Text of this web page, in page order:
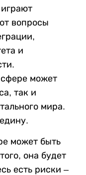
вопросы
и
может
так и
мира.
может быть
она будет
есть риски –